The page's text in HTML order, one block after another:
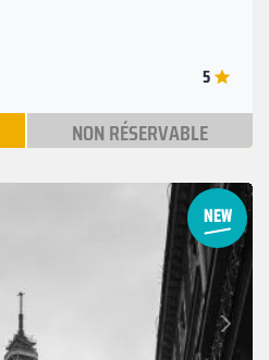
5
NON RÉSERVABLE
Suivant